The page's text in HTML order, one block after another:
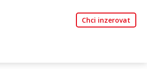
Chci inzerovat